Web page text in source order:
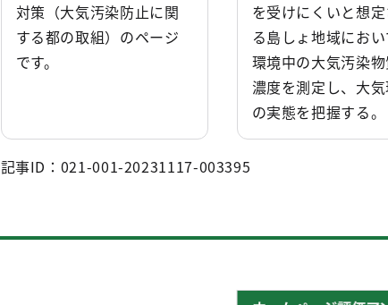
対策（大気汚染防止に関
する都の取組）のページ
です。
を受けにくいと想
る島しょ地域におい
環境中の大気汚染
濃度を測定し、大
の実態を把握する。
記事ID：021-001-20231117-003395